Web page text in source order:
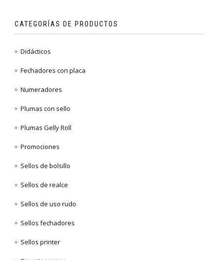
CATEGORÍAS DE PRODUCTOS
Didácticos
Fechadores con placa
Numeradores
Plumas con sello
Plumas Gelly Roll
Promociones
Sellos de bolsillo
Sellos de realce
Sellos de uso rudo
Sellos fechadores
Sellos printer